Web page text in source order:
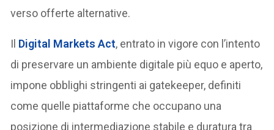
verso offerte alternative.
Il Digital Markets Act, entrato in vigore con l’intento
di preservare un ambiente digitale più equo e aperto,
impone obblighi stringenti ai gatekeeper, definiti
come quelle piattaforme che occupano una
posizione di intermediazione stabile e duratura tra